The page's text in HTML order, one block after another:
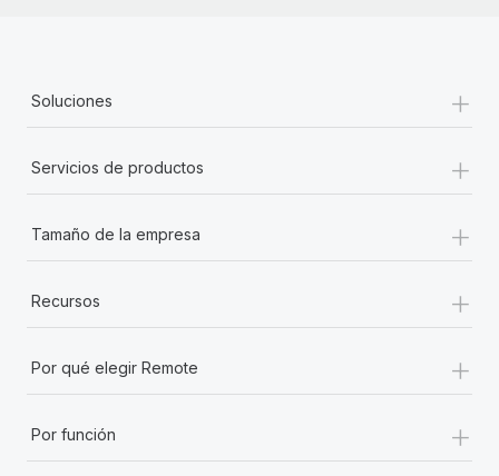
Soluciones +
Servicios de productos +
Tamaño de la empresa +
Recursos +
Por qué elegir Remote +
Por función +